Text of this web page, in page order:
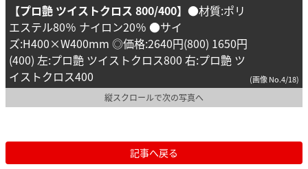
【プロ艶 ツイストクロス 800/400】 ●材質:ポリ
エステル80％ ナイロン20％ ●サイ
ズ:H400×W400mm ◎価格:2640円(800) 1650円
(400) 左:プロ艶 ツイストクロス800 右:プロ艶 ツ
イストクロス400
(画像 No.4/18)
縦スクロールで次の写真へ
記事へ戻る